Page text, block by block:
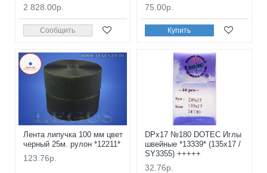
2 828.00р.
Сообщить
75.00р.
Купить
Лента липучка 100 мм цвет
черный 25м. рулон *12211*
123.76р.
DPx17 №180 DOTEC Иглы
швейные *13339* (135x17 /
SY3355) +++++
32.76р.